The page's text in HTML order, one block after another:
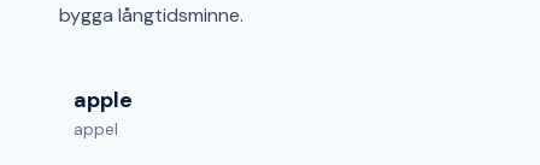
bygga långtidsminne.
apple
appel